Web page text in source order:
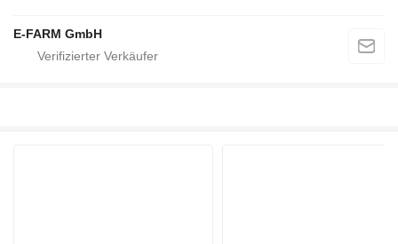
E-FARM GmbH